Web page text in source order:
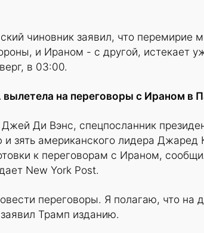
чиновник заявил, что
и Ираном - с другой, истекает
в 03:00.
на переговоры с Ираном в
Ди Вэнс, спецпосланник
зять американского лидера Джаред
к переговорам с Ираном,
New York Post.
переговоры. Я полагаю, что на
Трамп изданию.